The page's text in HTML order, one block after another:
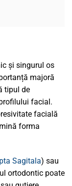
și singurul os
majoră
tipul de
facial.
facială
forma
Sagitala) sau
ortodontic poate